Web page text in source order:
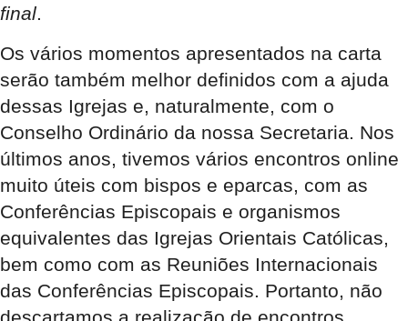
final.
Os vários momentos apresentados na carta
serão também melhor definidos com a ajuda
dessas Igrejas e, naturalmente, com o
Conselho Ordinário da nossa Secretaria. Nos
últimos anos, tivemos vários encontros online
muito úteis com bispos e eparcas, com as
Conferências Episcopais e organismos
equivalentes das Igrejas Orientais Católicas,
bem como com as Reuniões Internacionais
das Conferências Episcopais. Portanto, não
descartamos a realização de encontros